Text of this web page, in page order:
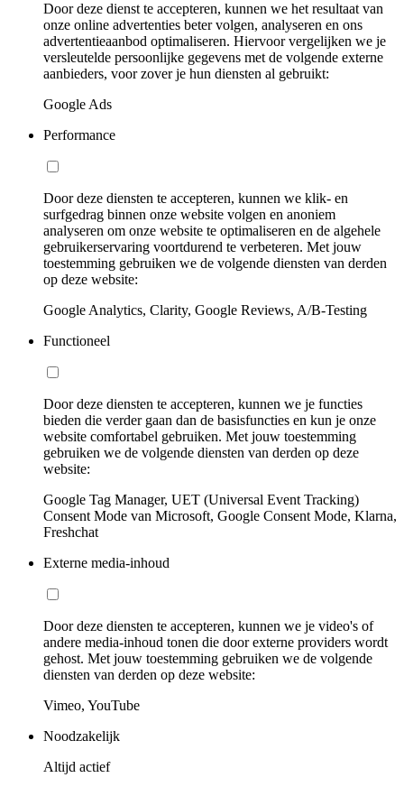
Door deze dienst te accepteren, kunnen we het resultaat van
onze online advertenties beter volgen, analyseren en ons
advertentieaanbod optimaliseren. Hiervoor vergelijken we je
versleutelde persoonlijke gegevens met de volgende externe
aanbieders, voor zover je hun diensten al gebruikt:
Google Ads
Performance
Door deze diensten te accepteren, kunnen we klik- en
surfgedrag binnen onze website volgen en anoniem
analyseren om onze website te optimaliseren en de algehele
gebruikerservaring voortdurend te verbeteren. Met jouw
toestemming gebruiken we de volgende diensten van derden
op deze website:
Google Analytics, Clarity, Google Reviews, A/B-Testing
Functioneel
Door deze diensten te accepteren, kunnen we je functies
bieden die verder gaan dan de basisfuncties en kun je onze
website comfortabel gebruiken. Met jouw toestemming
gebruiken we de volgende diensten van derden op deze
website:
Google Tag Manager, UET (Universal Event Tracking)
Consent Mode van Microsoft, Google Consent Mode, Klarna,
Freshchat
Externe media-inhoud
Door deze diensten te accepteren, kunnen we je video's of
andere media-inhoud tonen die door externe providers wordt
gehost. Met jouw toestemming gebruiken we de volgende
diensten van derden op deze website:
Vimeo, YouTube
Noodzakelijk
Altijd actief